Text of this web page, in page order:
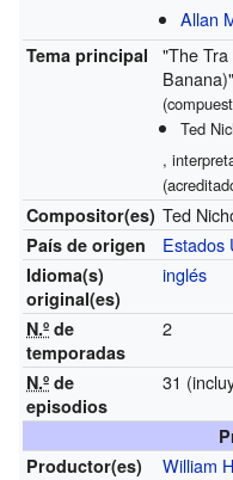
Allan
Tema principal
"The
Banana)"
Ted
,
Compositor(es) Ted
País de origen Estados
Idioma(s)
original(es)
inglés
N.º de
temporadas
2
N.º de
episodios
31
Productor(es)
William